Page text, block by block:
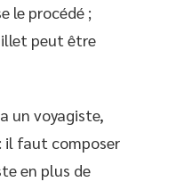
le procédé ;
peut être
un voyagiste,
il faut composer
en plus de